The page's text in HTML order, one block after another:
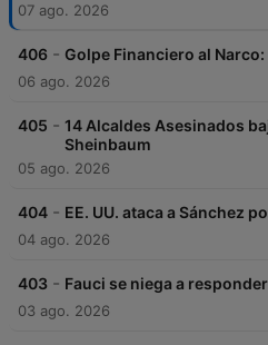
07 ago. 2026
406 - Golpe Financiero al
06 ago. 2026
405 - 14 Alcaldes Asesinados
Sheinbaum
05 ago. 2026
404 - EE. UU. ataca a Sánchez
04 ago. 2026
403 - Fauci se niega a responder
03 ago. 2026